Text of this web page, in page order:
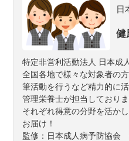
日
健
特定非営利活動法人 日本成
全国各地で様々な対象者の
筆活動を行うなど精力的に
管理栄養士が担当しておりま
それぞれ得意の分野を活か
お届け！
監修：日本成人病予防協